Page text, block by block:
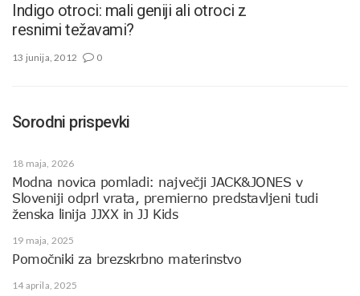
Indigo otroci: mali geniji ali otroci z
resnimi težavami?
13 junija, 2012 0
Sorodni prispevki
18 maja, 2026
Modna novica pomladi: največji JACK&JONES v
Sloveniji odprl vrata, premierno predstavljeni tudi
ženska linija JJXX in JJ Kids
19 maja, 2025
Pomočniki za brezskrbno materinstvo
14 aprila, 2025